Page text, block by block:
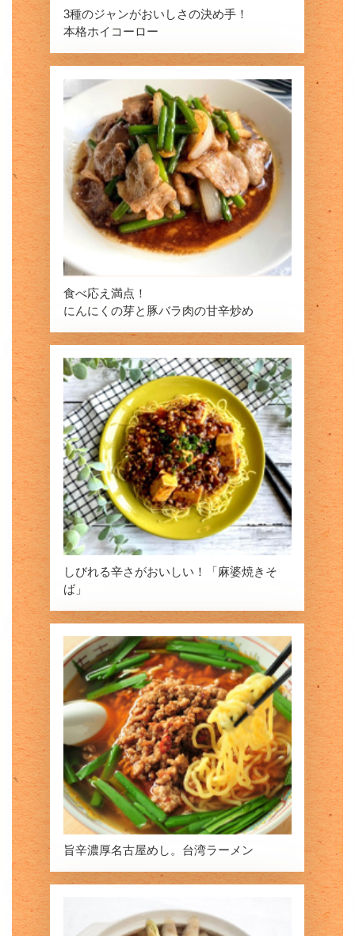
3種のジャンがおいしさの決め手！
本格ホイコーロー
食べ応え満点！
にんにくの芽と豚バラ肉の甘辛炒め
しびれる辛さがおいしい！「麻婆焼きそ
ば」
旨辛濃厚名古屋めし。台湾ラーメン